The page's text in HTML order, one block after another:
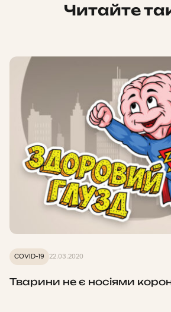
Читайте
COVID-19 22.03.2020
Тварини не є носіями